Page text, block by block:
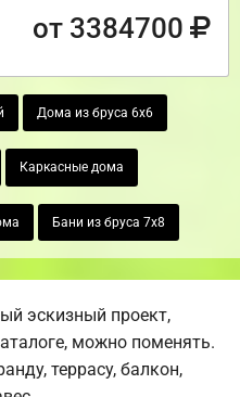
от 3384700
Дома из бруса 6х6
Каркасные дома
Бани из бруса 7х8
эскизный проект,
можно поменять.
террасу, балкон,